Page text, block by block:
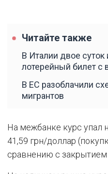
Читайте также
В Италии двое
лотерейный билет
В ЕС разоблачили
мигрантов
На межбанке курс упал
41,59 грн/доллар
сравнению с